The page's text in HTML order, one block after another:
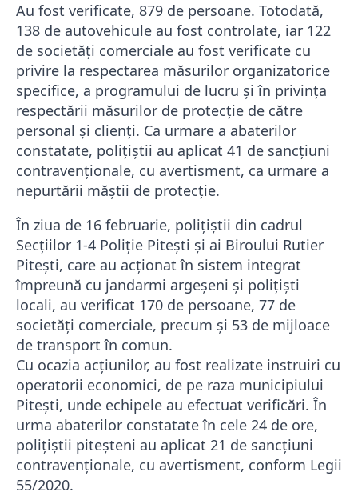
Au fost verificate, 879 de persoane. Totodată,
138 de autovehicule au fost controlate, iar 122
de societăți comerciale au fost verificate cu
privire la respectarea măsurilor organizatorice
specifice, a programului de lucru și în privința
respectării măsurilor de protecție de către
personal și clienți. Ca urmare a abaterilor
constatate, poliţiştii au aplicat 41 de sancţiuni
contravenţionale, cu avertisment, ca urmare a
nepurtării măștii de protecție.
În ziua de 16 februarie, polițiștii din cadrul
Secțiilor 1-4 Poliție Pitești și ai Biroului Rutier
Pitești, care au acționat în sistem integrat
împreună cu jandarmi argeșeni și polițiști
locali, au verificat 170 de persoane, 77 de
societăți comerciale, precum și 53 de mijloace
de transport în comun.
Cu ocazia acțiunilor, au fost realizate instruiri cu
operatorii economici, de pe raza municipiului
Pitești, unde echipele au efectuat verificări. În
urma abaterilor constatate în cele 24 de ore,
polițiștii piteșteni au aplicat 21 de sancțiuni
contravenționale, cu avertisment, conform Legii
55/2020.